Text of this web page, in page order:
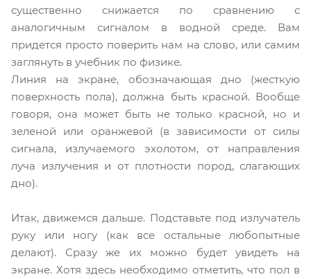
существенно снижается по сравнению с
аналогичным сигналом в водной среде. Вам
придется просто поверить нам на слово, или самим
заглянуть в учебник по физике.
Линия на экране, обозначающая дно (жесткую
поверхность пола), должна быть красной. Вообще
говоря, она может быть не только красной, но и
зеленой или оранжевой (в зависимости от силы
сигнала, излучаемого эхолотом, от направления
луча излучения и от плотности пород, слагающих
дно).
Итак, движемся дальше. Подставьте под излучатель
руку или ногу (как все остальные любопытные
делают). Сразу же их можно будет увидеть на
экране. Хотя здесь необходимо отметить, что пол в